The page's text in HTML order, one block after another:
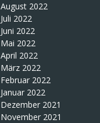
August 2022
Juli 2022
Juni 2022
Mai 2022
April 2022
März 2022
Februar 2022
Januar 2022
Dezember 2021
November 2021